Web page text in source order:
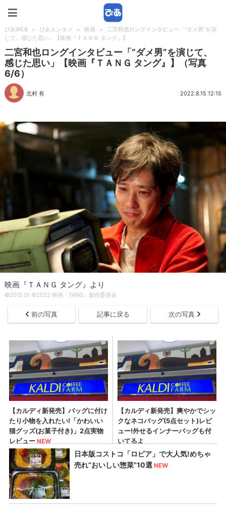
ぴあWEB > ぴあエンタメ > 映画 >
二宮和也ロングインタビュー「“ダメ男”を演
じて、感じた思い」【映画『ＴＡＮＧ タング』】
二宮和也ロングインタビュー「“ダメ男”を演じて、
感じた思い」【映画『ＴＡＮＧ タング』】（写真
6/6）
北村 有 2022.8.15 12:15
映画『ＴＡＮＧ タング』より
©2015 DI ©2022 映画「TANG」製作委員会
前の写真 記事に戻る 次の写真